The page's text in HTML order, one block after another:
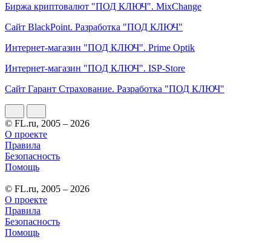
Биржа криптовалют "ПОД КЛЮЧ". MixChange
Сайт BlackPoint. Разработка "ПОД КЛЮЧ"
Интернет-магазин "ПОД КЛЮЧ". Prime Optik
Интернет-магазин "ПОД КЛЮЧ". ISP-Store
Сайт Гарант Страхование. Разработка "ПОД КЛЮЧ"
© FL.ru, 2005 – 2026
О проекте
Правила
Безопасность
Помощь
© FL.ru, 2005 – 2026
О проекте
Правила
Безопасность
Помощь